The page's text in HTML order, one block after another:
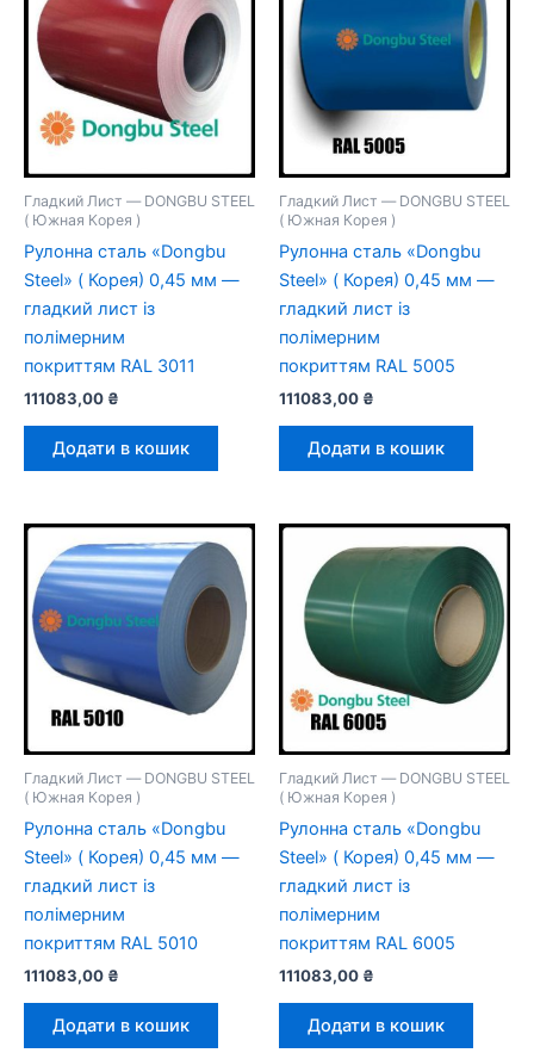
Гладкий Лист — DONGBU STEEL
( Южная Корея )
Рулонна сталь «Dongbu
Steel» ( Корея) 0,45 мм —
гладкий лист із
полімерним
покриттям RAL 3011
111083,00 ₴
Додати в кошик
Гладкий Лист — DONGBU STEEL
( Южная Корея )
Рулонна сталь «Dongbu
Steel» ( Корея) 0,45 мм —
гладкий лист із
полімерним
покриттям RAL 5005
111083,00 ₴
Додати в кошик
Гладкий Лист — DONGBU STEEL
( Южная Корея )
Рулонна сталь «Dongbu
Steel» ( Корея) 0,45 мм —
гладкий лист із
полімерним
покриттям RAL 5010
111083,00 ₴
Додати в кошик
Гладкий Лист — DONGBU STEEL
( Южная Корея )
Рулонна сталь «Dongbu
Steel» ( Корея) 0,45 мм —
гладкий лист із
полімерним
покриттям RAL 6005
111083,00 ₴
Додати в кошик